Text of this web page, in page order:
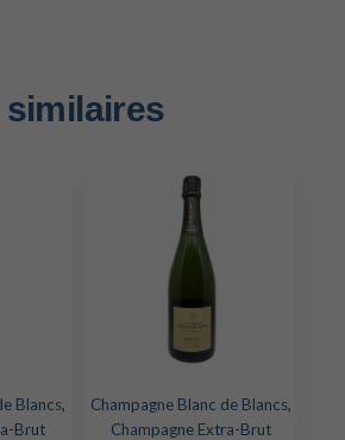
Blancs,
Brut
Champagne Blanc de Blancs,
Champagne Extra-Brut